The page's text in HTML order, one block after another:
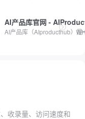
供一站式AI视觉创作服务。
AI产品库官网 -
AI产品库（AIproducthub）是
收录量、访问速度和